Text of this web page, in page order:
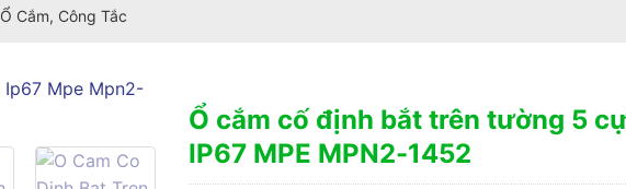
Ổ Cắm, Công Tắc
Ổ cắm cố định bắt trên tường 5
IP67 MPE MPN2-1452